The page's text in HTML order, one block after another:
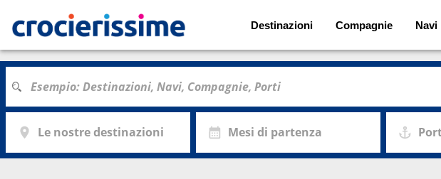
Destinazioni Compagnie Navi
Le nostre destinazioni Mesi di partenza